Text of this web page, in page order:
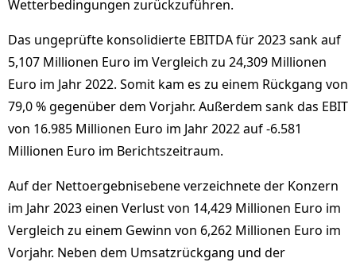
Wetterbedingungen zurückzuführen.
Das ungeprüfte konsolidierte EBITDA für 2023 sank auf
5,107 Millionen Euro im Vergleich zu 24,309 Millionen
Euro im Jahr 2022. Somit kam es zu einem Rückgang von
79,0 % gegenüber dem Vorjahr. Außerdem sank das EBIT
von 16.985 Millionen Euro im Jahr 2022 auf -6.581
Millionen Euro im Berichtszeitraum.
Auf der Nettoergebnisebene verzeichnete der Konzern
im Jahr 2023 einen Verlust von 14,429 Millionen Euro im
Vergleich zu einem Gewinn von 6,262 Millionen Euro im
Vorjahr. Neben dem Umsatzrückgang und der